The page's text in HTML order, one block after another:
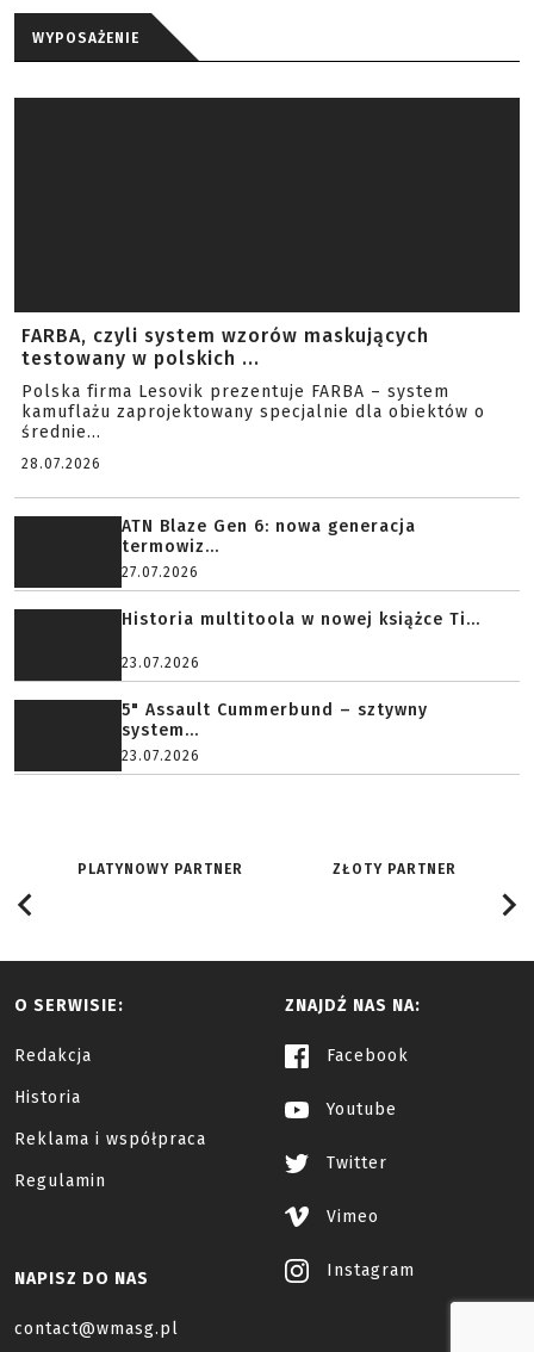
WYPOSAŻENIE
FARBA, czyli system wzorów maskujących
testowany w polskich ...
Polska firma Lesovik prezentuje FARBA – system
kamuflażu zaprojektowany specjalnie dla obiektów o
średnie...
28.07.2026
ATN Blaze Gen 6: nowa generacja
termowiz...
27.07.2026
Historia multitoola w nowej książce Ti...
23.07.2026
5" Assault Cummerbund – sztywny
system...
23.07.2026
PLATYNOWY PARTNER ZŁOTY PARTNER
O SERWISIE:
Redakcja
Historia
Reklama i współpraca
Regulamin
ZNAJDŹ NAS NA:
Facebook
Youtube
Twitter
Vimeo
Instagram
NAPISZ DO NAS
contact@wmasg.pl